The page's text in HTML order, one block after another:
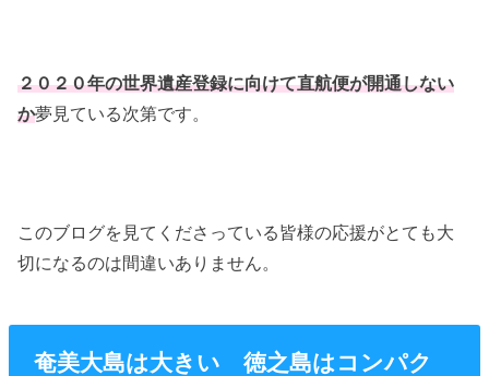
２０２０年の世界遺産登録に向けて直航便が開通しない
か夢見ている次第です。
このブログを見てくださっている皆様の応援がとても大
切になるのは間違いありません。
奄美大島は大きい 徳之島はコンパク